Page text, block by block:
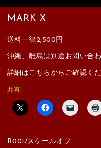
MARK X
送料一律2,500円
沖縄、離島は別途お問い合
詳細はこちらからご確認くだ
共有:
R001/スケールオフ